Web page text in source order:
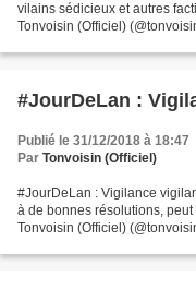
vilains sédicieux et autres
Tonvoisin (Officiel)
Publié le 31/12/2018 à 18:47
Par Tonvoisin (Officiel)
#JourDeLan : Vigilance
à de bonnes résolutions,
Tonvoisin (Officiel)